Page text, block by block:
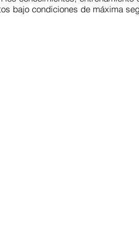
bajo condiciones de máxima